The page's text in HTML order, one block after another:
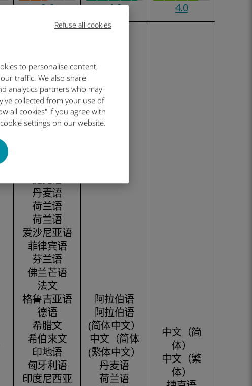
Refuse all cookies
to personalise content,
traffic. We also share
analytics partners who may
collected from your use of
all cookies" if you agree with
settings on our website.
2.6 4.6 4.0
阿尔巴尼亚
阿拉伯语
亚美尼亚文
阿塞拜疆文
波斯尼亚文
保加利亚语
简体中文
丹麦语
荷兰语
荷兰语
爱沙尼亚语
菲律宾语
芬兰语
佛兰芒语
法文
格鲁吉亚语
德语
希腊文
希伯来文
印地语
匈牙利语
印度尼西亚
阿拉伯语
阿拉伯语
(简体中文）
中文（简体
(繁体中文）
丹麦语
荷兰语
中文（简
体）
中文（繁
体）